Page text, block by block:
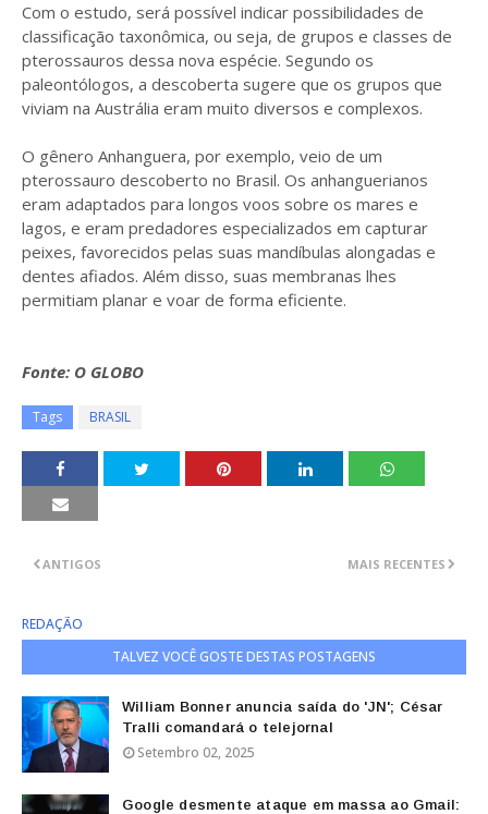
Com o estudo, será possível indicar possibilidades de
classificação taxonômica, ou seja, de grupos e classes de
pterossauros dessa nova espécie. Segundo os
paleontólogos, a descoberta sugere que os grupos que
viviam na Austrália eram muito diversos e complexos.
O gênero Anhanguera, por exemplo, veio de um
pterossauro descoberto no Brasil. Os anhanguerianos
eram adaptados para longos voos sobre os mares e
lagos, e eram predadores especializados em capturar
peixes, favorecidos pelas suas mandíbulas alongadas e
dentes afiados. Além disso, suas membranas lhes
permitiam planar e voar de forma eficiente.
Fonte: O GLOBO
Tags BRASIL
MAIS RECENTES
ANTIGOS
REDAÇÃO
TALVEZ VOCÊ GOSTE DESTAS POSTAGENS
William Bonner anuncia saída do 'JN'; César
Tralli comandará o telejornal
Setembro 02, 2025
Google desmente ataque em massa ao Gmail: